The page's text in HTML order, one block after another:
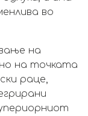
во
на
на точката
раце,